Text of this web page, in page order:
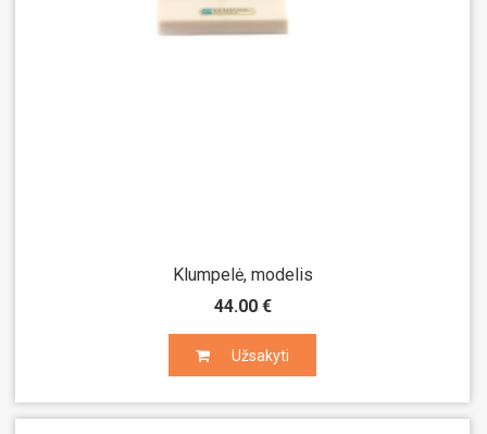
Klumpelė, modelis
44.00 €
Užsakyti
Užsakyti